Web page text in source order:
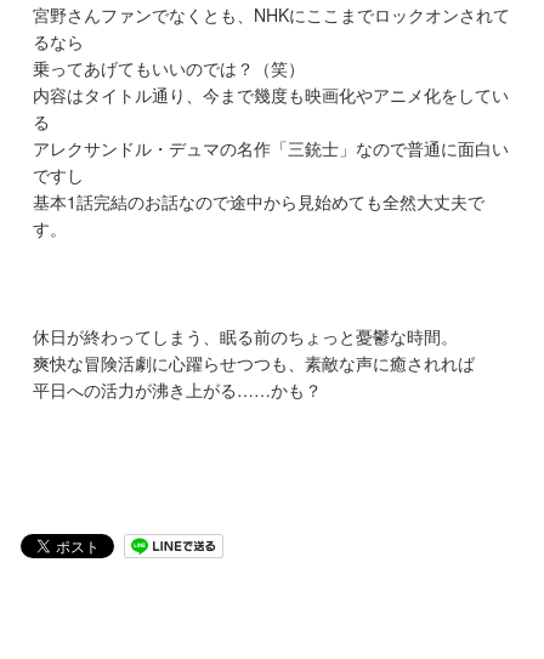
宮野さんファンでなくとも、NHKにここまでロックオンされて
るなら
乗ってあげてもいいのでは？（笑）
内容はタイトル通り、今まで幾度も映画化やアニメ化をしてい
る
アレクサンドル・デュマの名作「三銃士」なので普通に面白い
ですし
基本1話完結のお話なので途中から見始めても全然大丈夫で
す。
休日が終わってしまう、眠る前のちょっと憂鬱な時間。
爽快な冒険活劇に心躍らせつつも、素敵な声に癒されれば
平日への活力が沸き上がる……かも？